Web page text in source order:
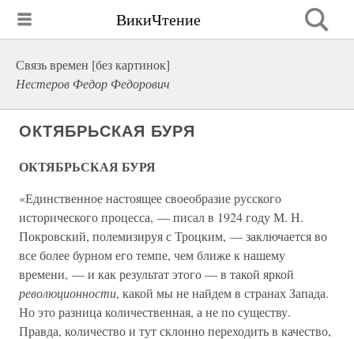
ВикиЧтение
Связь времен [без картинок]
Нестеров Федор Федорович
ОКТЯБРЬСКАЯ БУРЯ
ОКТЯБРЬСКАЯ БУРЯ
«Единственное настоящее своеобразие русского
исторического процесса, — писал в 1924 году М. Н.
Покровский, полемизируя с Троцким, — заключается во
все более бурном его темпе, чем ближе к нашему
времени, — и как результат этого — в такой яркой
революционности, какой мы не найдем в странах Запада.
Но это разница количественная, а не по существу.
Правда, количество и тут склонно переходить в качество,